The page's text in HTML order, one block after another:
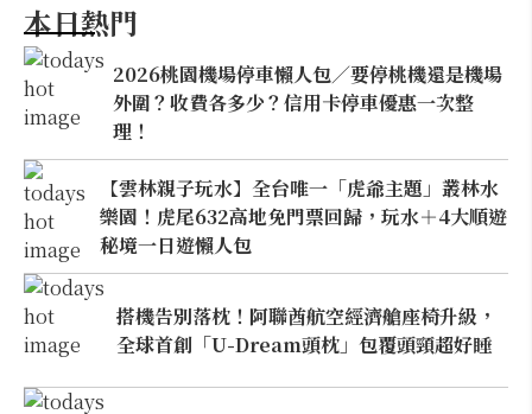
本日熱門
2026桃園機場停車懶人包／要停桃機還是機場
外圍？收費各多少？信用卡停車優惠一次整
理！
【雲林親子玩水】全台唯一「虎爺主題」叢林水
樂園！虎尾632高地免門票回歸，玩水＋4大順遊
秘境一日遊懶人包
搭機告別落枕！阿聯酋航空經濟艙座椅升級，
全球首創「U-Dream頭枕」包覆頭頸超好睡